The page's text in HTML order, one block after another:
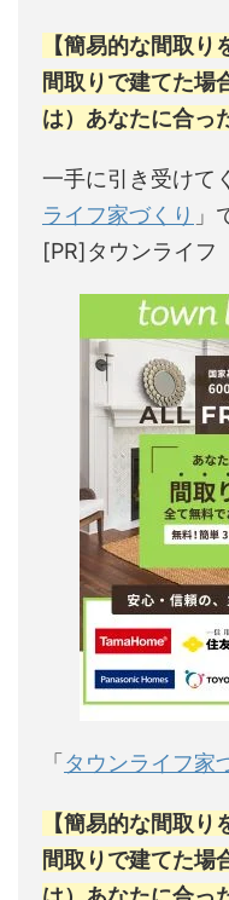
【簡易的な間取り
間取りで建てた場
は）あなたに合っ
一手に引き受けて
ライフ家づくり 」
[PR]タウンライフ
「 タウンライフ家
【簡易的な間取り
間取りで建てた場